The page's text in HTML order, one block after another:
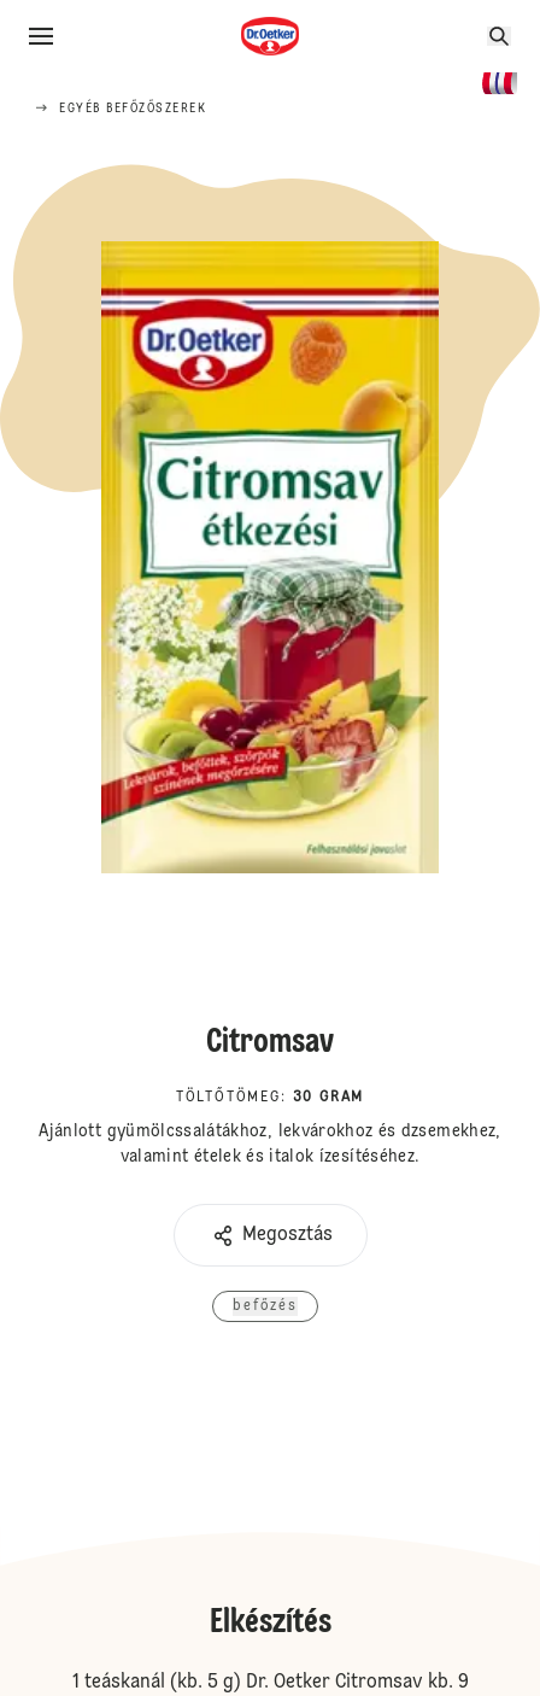
EGYÉB BEFŐZŐSZEREK
Citromsav
TÖLTŐTÖMEG : 30 GRAM
Ajánlott gyümölcssalátákhoz, lekvárokhoz és dzsemekhez,
valamint ételek és italok ízesítéséhez.
Megosztás
befőzés
Elkészítés
1 teáskanál (kb. 5 g) Dr. Oetker Citromsav kb. 9